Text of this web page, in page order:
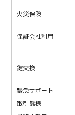
火災保険
保証会社利用
鍵交換
緊急サポート
取引態様